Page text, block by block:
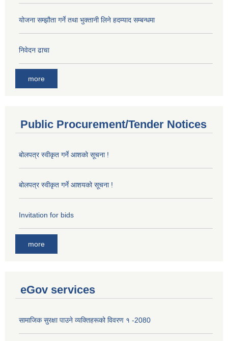
योजना सम्झौता गर्ने तथा भुक्तानी लिने हदम्याद सम्बन्धमा
निवेदन ढाचा
more
Public Procurement/Tender Notices
बोलपत्र स्वीकृत गर्ने आशको सूचना !
बोलपत्र स्वीकृत गर्ने आशयको सूचना !
Invitation for bids
more
eGov services
सामाजिक सुरक्षा पाउने व्यक्तिहरूको विवरण १ -2080